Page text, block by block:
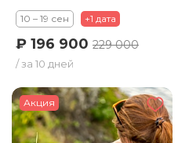
10 – 19 сен +1 дата
₽ 196 900 229 000
/ за 10 дней
Акция